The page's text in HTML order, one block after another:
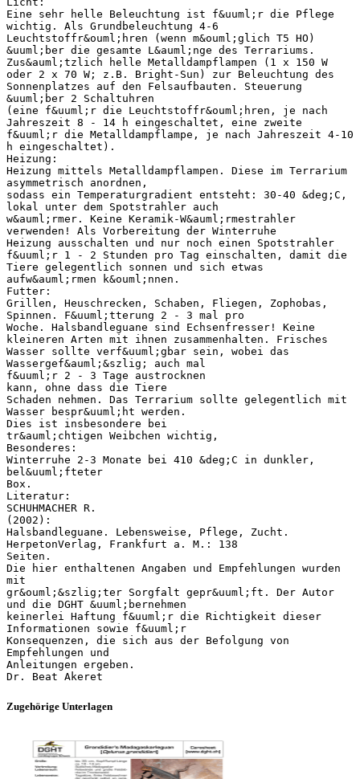
Eine sehr helle Beleuchtung ist f&uuml;r die Pflege
wichtig. Als Grundbeleuchtung 4-6
Leuchtstoffr&ouml;hren (wenn m&ouml;glich T5 HO)
&uuml;ber die gesamte L&auml;nge des Terrariums.
Zus&auml;tzlich helle Metalldampflampen (1 x 150 W
oder 2 x 70 W; z.B. Bright-Sun) zur Beleuchtung des
Sonnenplatzes auf den Felsaufbauten. Steuerung
&uuml;ber 2 Schaltuhren
(eine f&uuml;r die Leuchtstoffr&ouml;hren, je nach
Jahreszeit 8 - 14 h eingeschaltet, eine zweite
f&uuml;r die Metalldampflampe, je nach Jahreszeit 4-10
h eingeschaltet).
Heizung:
Heizung mittels Metalldampflampen. Diese im Terrarium
asymmetrisch anordnen,
sodass ein Temperaturgradient entsteht: 30-40 &deg;C,
lokal unter dem Spotstrahler auch
w&auml;rmer. Keine Keramik-W&auml;rmestrahler
verwenden! Als Vorbereitung der Winterruhe
Heizung ausschalten und nur noch einen Spotstrahler
f&uuml;r 1 - 2 Stunden pro Tag einschalten, damit die
Tiere gelegentlich sonnen und sich etwas
aufw&auml;rmen k&ouml;nnen.
Futter:
Grillen, Heuschrecken, Schaben, Fliegen, Zophobas,
Spinnen. F&uuml;tterung 2 - 3 mal pro
Woche. Halsbandleguane sind Echsenfresser! Keine
kleineren Arten mit ihnen zusammenhalten. Frisches
Wasser sollte verf&uuml;gbar sein, wobei das
Wassergef&auml;&szlig; auch mal
f&uuml;r 2 - 3 Tage austrocknen
kann, ohne dass die Tiere
Schaden nehmen. Das Terrarium sollte gelegentlich mit
Wasser bespr&uuml;ht werden.
Dies ist insbesondere bei
tr&auml;chtigen Weibchen wichtig,
Besonderes:
Winterruhe 2-3 Monate bei 410 &deg;C in dunkler,
bel&uuml;fteter
Box.
Literatur:
SCHUHMACHER R.
(2002):
Halsbandleguane. Lebensweise, Pflege, Zucht.
HerpetonVerlag, Frankfurt a. M.: 138
Seiten.
Die hier enthaltenen Angaben und Empfehlungen wurden
mit
gr&ouml;&szlig;ter Sorgfalt gepr&uuml;ft. Der Autor
und die DGHT &uuml;bernehmen
keinerlei Haftung f&uuml;r die Richtigkeit dieser
Informationen sowie f&uuml;r
Konsequenzen, die sich aus der Befolgung von
Empfehlungen und
Anleitungen ergeben.
Zugehörige Unterlagen